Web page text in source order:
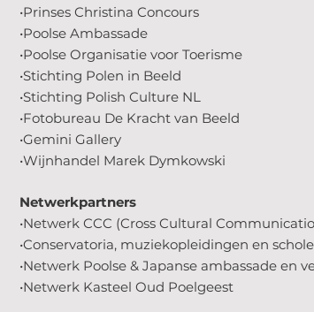
•Prinses Christina Concours
•Poolse Ambassade
•Poolse Organisatie voor Toerisme
•Stichting Polen in Beeld
•Stichting Polish Culture NL
•Fotobureau De Kracht van Beeld
•Gemini Gallery
•Wijnhandel Marek Dymkowski
Netwerkpartners
•Netwerk CCC (Cross Cultural
•Conservatoria, muziekopleidingen en
•Netwerk Poolse & Japanse ambassade en
•Netwerk Kasteel Oud Poelgeest